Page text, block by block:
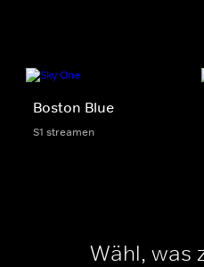
Boston Blue
S1 streamen
Wähl, was